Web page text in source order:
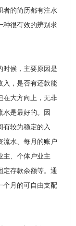
者的简历都有注水
种很有效的辨别求
时候，主要原因是
入，是否有还款能
在大方向上，无非
水是最好的。因
有较为稳定的入
流水、每月的账户
主、个体户业主
定存款余额等。通
个月的可自由支配